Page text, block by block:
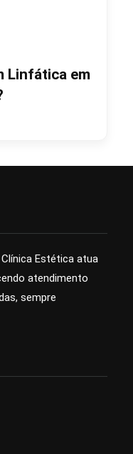
Linfática em
Estética atua
atendimento
sempre